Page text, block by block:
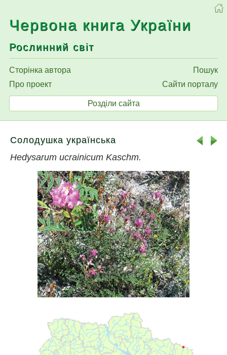
Червона книга України
Рослинний світ
Пошук
Сайти порталу
Про проект
Сторінка автора
Розділи сайта
Солодушка українська
Hedysarum ucrainicum Kaschm.